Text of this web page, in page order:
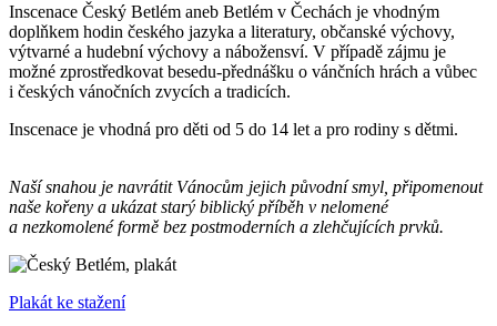
Inscenace Český Betlém aneb Betlém v Čechách je vhodným
doplňkem hodin českého jazyka a literatury, občanské výchovy,
výtvarné a hudební výchovy a nábožensví. V případě zájmu je
možné zprostředkovat besedu-přednášku o vánčních hrách a vůbec
i českých vánočních zvycích a tradicích.
Inscenace je vhodná pro děti od 5 do 14 let a pro rodiny s dětmi.
Naší snahou je navrátit Vánocům jejich původní smyl, připomenout
naše kořeny a ukázat starý biblický příběh v nelomené
a nezkomolené formě bez postmoderních a zlehčujících prvků.
Plakát ke stažení